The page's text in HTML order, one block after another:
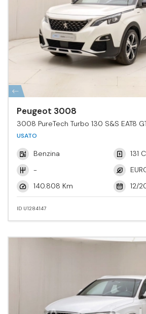
Peugeot 3008
3008 PureTech Turbo 130 S&S EAT8
USATO
Benzina
131
-
140.808 Km
12/
ID U1284147